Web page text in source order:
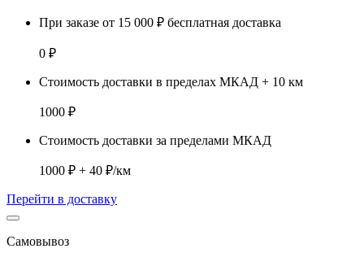
При заказе от 15 000 ₽ бесплатная доставка
0 ₽
Стоимость доставки в пределах МКАД + 10 км
1000 ₽
Стоимость доставки за пределами МКАД
1000 ₽ + 40 ₽/км
Перейти в доставку
Самовывоз